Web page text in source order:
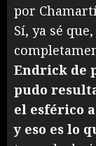
por
Sí, ya sé
Endrick de
pudo
el esférico
y eso es lo